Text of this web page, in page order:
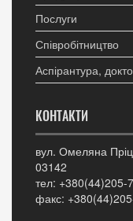
Послуги
Співробітництво
Аспірантура,
КОНТАКТИ
вул. Омеляна
03142
тел: +380(44)205-
факс: